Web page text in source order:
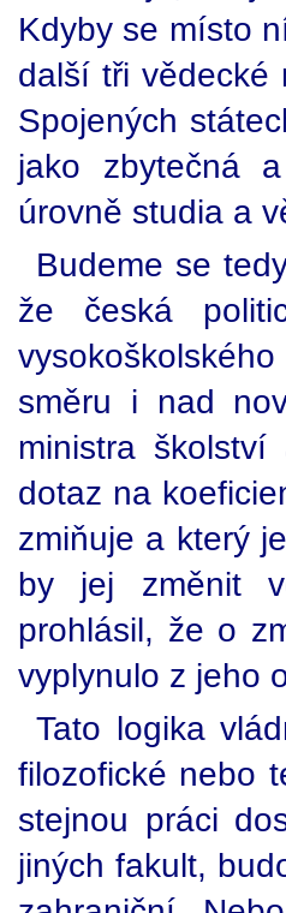
Kdyby se místo
další tři vědecké
Spojených
jako zbytečná
úrovně studia a
Budeme se
že česká
směru i nad
ministra
dotaz na
zmiňuje a který
by jej změnit
prohlásil, že o
vyplynulo z jeho
Tato logika
filozofické nebo
stejnou práci
jiných fakult,